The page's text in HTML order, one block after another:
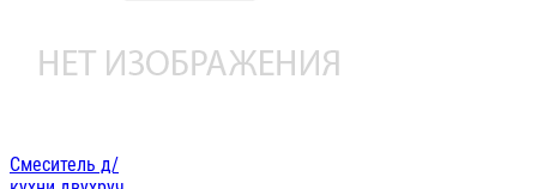
Смеситель д/